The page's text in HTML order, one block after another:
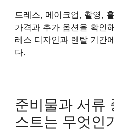
드레스, 메이크업, 촬영,
가격과 추가 옵션을 확인
레스 디자인과 렌탈 기간
다.
준비물과 서류
스트는 무엇인